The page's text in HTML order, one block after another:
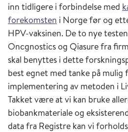
inn tidligere i forbindelse med
forekomsten i Norge før og
HPV-vaksinen. De to nye
Oncgnostics og Qiasure fra
skal benyttes i dette
best egnet med tanke på
implementering av metoden i
Takket være at vi kan bruke
biobankmateriale og
data fra Registre kan vi